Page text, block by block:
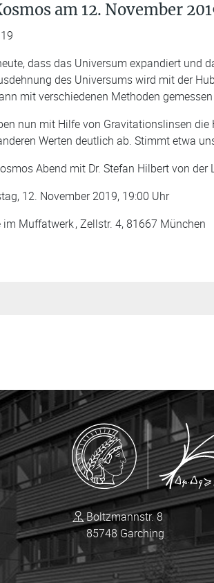
am 12. November
dass das Universum expandiert und
des Universums wird mit der
mit verschiedenen Methoden
nun mit Hilfe von Gravitationslinsen
Werten deutlich ab. Stimmt etwa
Abend mit Dr. Stefan Hilbert von der
12. November 2019, 19:00 Uhr
im Muffatwerk, Zellstr. 4, 81667 München
Boltzmannstr. 8
85748 Garching